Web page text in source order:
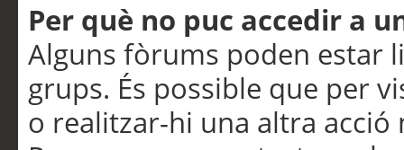
Per què no puc accedir a
Alguns fòrums poden estar
grups. És possible que per
o realitzar-hi una altra acció